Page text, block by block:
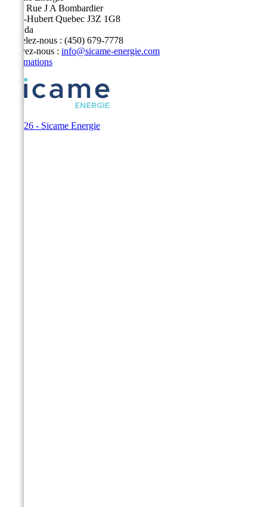
5400 Rue J A Bombardier
Saint-Hubert Quebec J3Z 1G8
Canada
Appelez-nous : (450) 679-7778
Écrivez-nous : info@sicame-energie.com
Informations
© 2026 - Sicame Energie